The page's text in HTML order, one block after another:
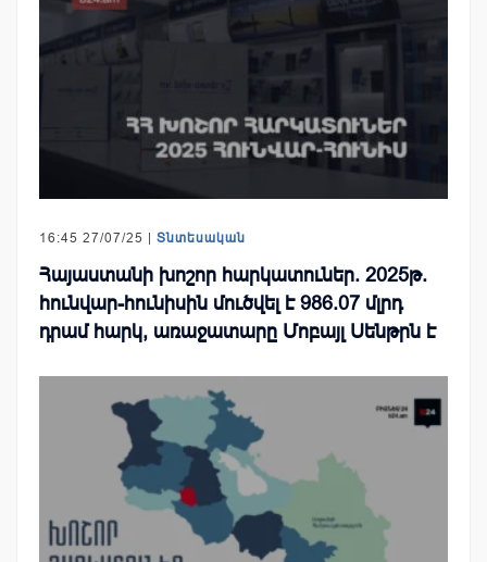
16:45 27/07/25 | Տնտեսական
Հայաստանի խոշոր հարկատուներ. 2025թ.
հունվար-հունիսին մուծվել է 986.07 մլրդ
դրամ հարկ, առաջատարը Մոբայլ Սենթրն է